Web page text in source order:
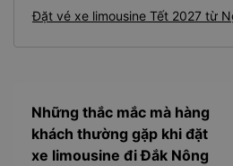
Đặt vé xe limousine Tết 2027 từ
Những thắc mắc mà hàng
khách thường gặp khi đặt
xe limousine đi Đắk Nông